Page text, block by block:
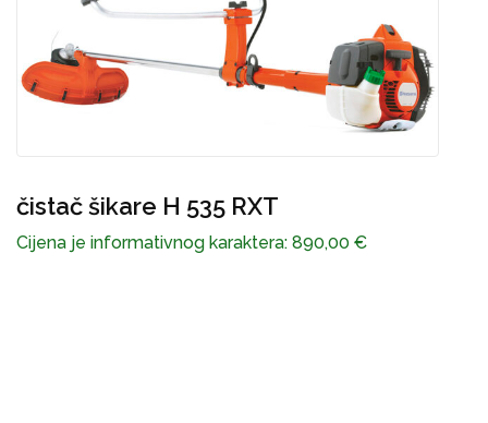
čistač šikare H 135R
Cijena je informativnog karaktera: 695,00